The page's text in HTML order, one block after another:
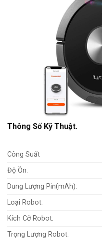
Thông Số Kỹ Thuật.
Công Suất
Độ Ồn:
Dung Lượng Pin(mAh):
Loại Robot:
Kích Cỡ Robot:
Trọng Lượng Robot: